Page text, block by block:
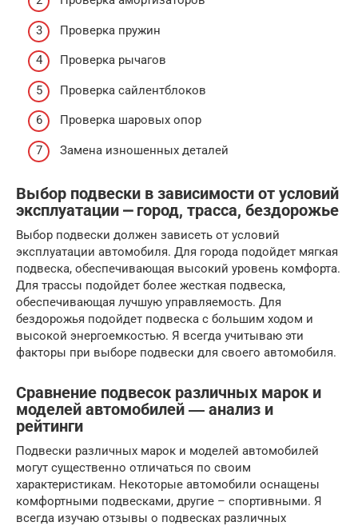
Проверка пружин
Проверка рычагов
Проверка сайлентблоков
Проверка шаровых опор
Замена изношенных деталей
Выбор подвески в зависимости от условий
эксплуатации ⎼ город, трасса, бездорожье
Выбор подвески должен зависеть от условий
эксплуатации автомобиля. Для города подойдет мягкая
подвеска, обеспечивающая высокий уровень комфорта.
Для трассы подойдет более жесткая подвеска,
обеспечивающая лучшую управляемость. Для
бездорожья подойдет подвеска с большим ходом и
высокой энергоемкостью. Я всегда учитываю эти
факторы при выборе подвески для своего автомобиля.
Сравнение подвесок различных марок и
моделей автомобилей ― анализ и
рейтинги
Подвески различных марок и моделей автомобилей
могут существенно отличаться по своим
характеристикам. Некоторые автомобили оснащены
комфортными подвесками, другие – спортивными. Я
всегда изучаю отзывы о подвесках различных